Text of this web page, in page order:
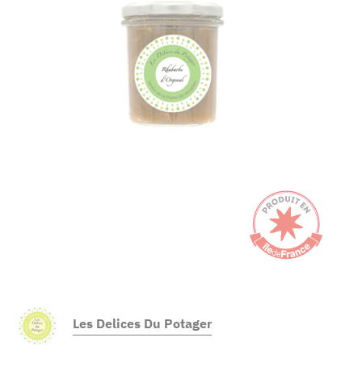
Les Delices Du Potager